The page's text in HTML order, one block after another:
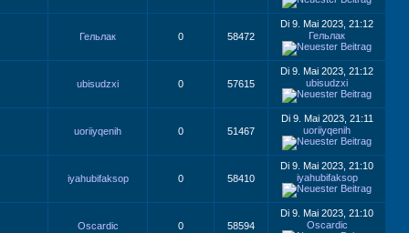
Гельлак 0 58472
Di 9. Mai 2023, 21:12
Гельлак
ubisudzxi 0 57615
Di 9. Mai 2023, 21:12
ubisudzxi
uoriiyqenih 0 51467
Di 9. Mai 2023, 21:11
uoriiyqenih
iyahubifaksop 0 58410
Di 9. Mai 2023, 21:10
iyahubifaksop
Oscardic 0 58594
Di 9. Mai 2023, 21:10
Oscardic